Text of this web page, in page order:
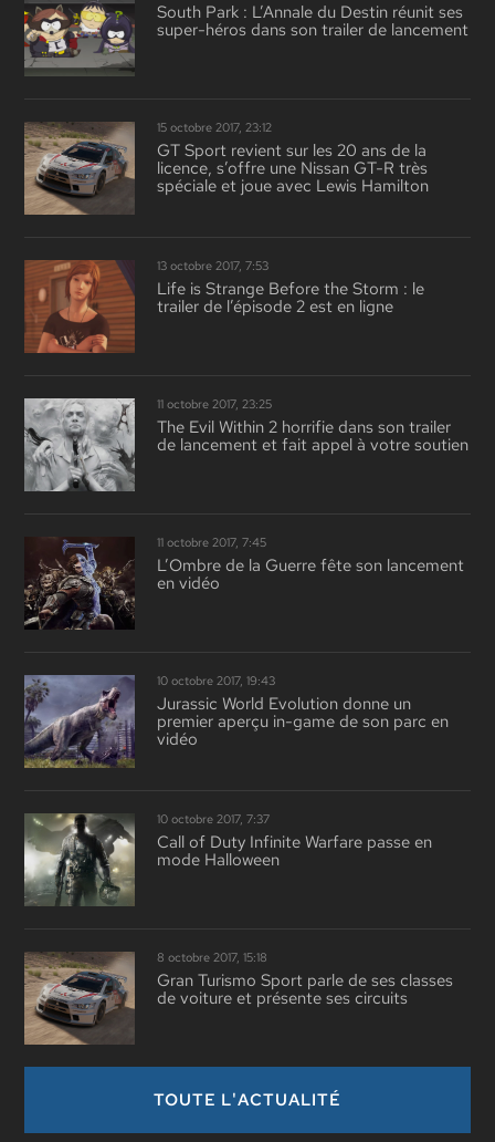
South Park : L’Annale du Destin réunit ses
super-héros dans son trailer de lancement
15 octobre 2017, 23:12
GT Sport revient sur les 20 ans de la
licence, s’offre une Nissan GT-R très
spéciale et joue avec Lewis Hamilton
13 octobre 2017, 7:53
Life is Strange Before the Storm : le
trailer de l’épisode 2 est en ligne
11 octobre 2017, 23:25
The Evil Within 2 horrifie dans son trailer
de lancement et fait appel à votre soutien
11 octobre 2017, 7:45
L’Ombre de la Guerre fête son lancement
en vidéo
10 octobre 2017, 19:43
Jurassic World Evolution donne un
premier aperçu in-game de son parc en
vidéo
10 octobre 2017, 7:37
Call of Duty Infinite Warfare passe en
mode Halloween
8 octobre 2017, 15:18
Gran Turismo Sport parle de ses classes
de voiture et présente ses circuits
TOUTE L'ACTUALITÉ